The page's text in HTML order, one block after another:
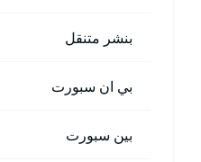
بنشر متنقل
بي ان سبورت
بين سبورت